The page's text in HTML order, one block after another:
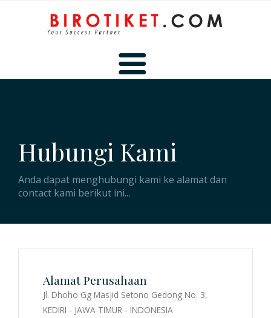
TENTANG KAMI
LOGIN
Hubungi Kami
Anda dapat menghubungi kami ke alamat dan
contact kami berikut ini...
Alamat Perusahaan
Jl. Dhoho Gg Masjid Setono Gedong No. 3,
KEDIRI - JAWA TIMUR - INDONESIA